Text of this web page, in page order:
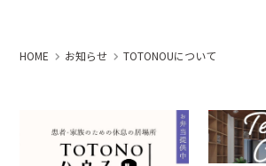
HOME お知らせ TOTONOUについて